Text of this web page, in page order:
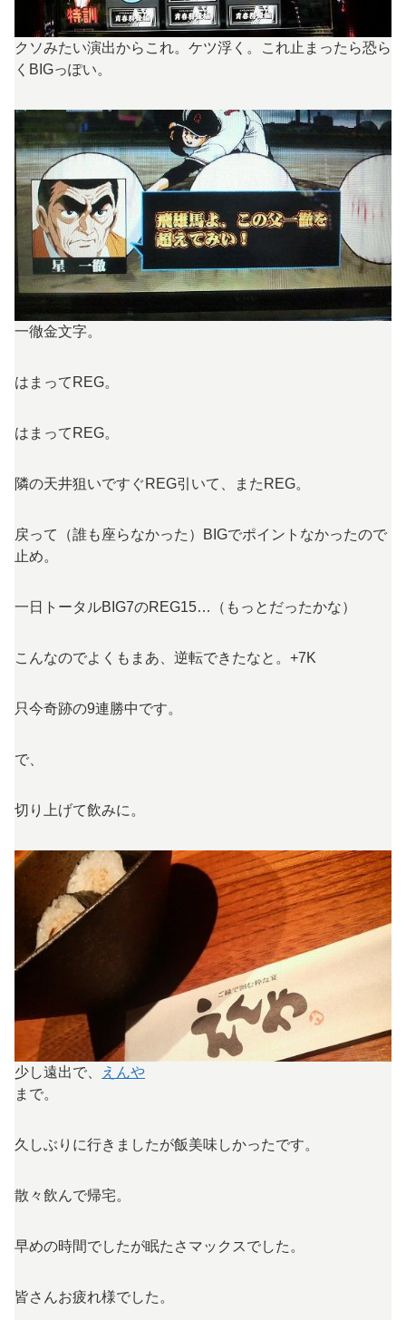
クソみたい演出からこれ。ケツ浮く。これ止まったら恐ら
くBIGっぽい。
一徹金文字。
はまってREG。
はまってREG。
隣の天井狙いですぐREG引いて、またREG。
戻って（誰も座らなかった）BIGでポイントなかったので
止め。
一日トータルBIG7のREG15…（もっとだったかな）
こんなのでよくもまあ、逆転できたなと。+7K
只今奇跡の9連勝中です。
で、
切り上げて飲みに。
少し遠出で、
えんや
まで。
久しぶりに行きましたが飯美味しかったです。
散々飲んで帰宅。
早めの時間でしたが眠たさマックスでした。
皆さんお疲れ様でした。